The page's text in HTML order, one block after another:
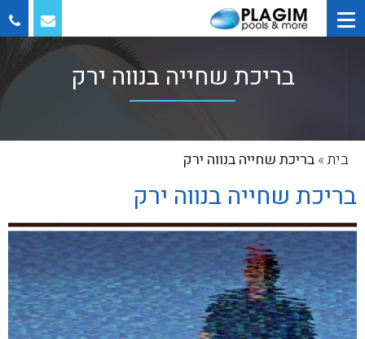
בריכת שחייה בנווה ירק
בית»בריכת שחייה בנווה ירק
בריכת שחייה בנווה ירק